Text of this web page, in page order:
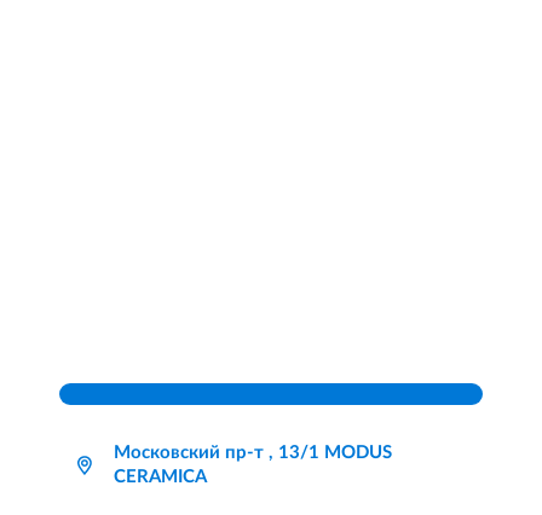
Московский пр-т , 13/1 MODUS
CERAMICA